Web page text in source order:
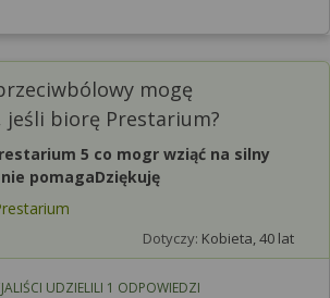
mogę
jeśli biorę Prestarium?
5 co mogr wziąć na silny
pomagaDziękuję
Dotyczy: Kobieta, 40 lat
UDZIELILI 1 ODPOWIEDZI